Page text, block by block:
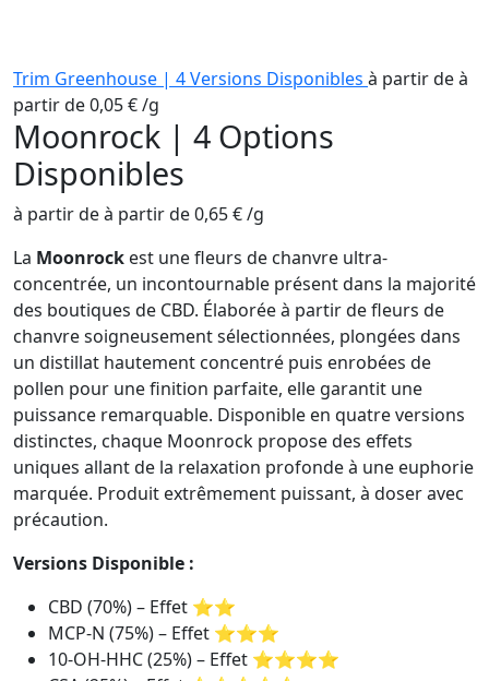
Trim Greenhouse | 4 Versions Disponibles à partir deà
partir de0,05€/g
Moonrock | 4 Options
Disponibles
à partir deà partir de0,65€/g
La Moonrock est une fleurs de chanvre ultra-
concentrée, un incontournable présent dans la majorité
des boutiques de CBD. Élaborée à partir de fleurs de
chanvre soigneusement sélectionnées, plongées dans
un distillat hautement concentré puis enrobées de
pollen pour une finition parfaite, elle garantit une
puissance remarquable. Disponible en quatre versions
distinctes, chaque Moonrock propose des effets
uniques allant de la relaxation profonde à une euphorie
marquée. Produit extrêmement puissant, à doser avec
précaution.
Versions Disponible :
CBD (70%) – Effet ⭐⭐
MCP-N (75%) – Effet ⭐⭐⭐
10-OH-HHC (25%) – Effet ⭐⭐⭐⭐